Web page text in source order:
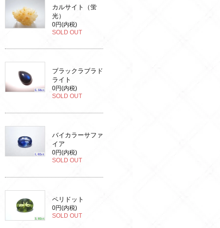
カルサイト（蛍
光）
0円(内税)
SOLD OUT
ブラックラブラド
ライト
0円(内税)
SOLD OUT
バイカラーサファ
イア
0円(内税)
SOLD OUT
ペリドット
0円(内税)
SOLD OUT